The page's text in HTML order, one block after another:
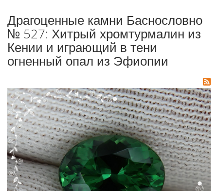
Драгоценные камни Баснословно
№ 527: Хитрый хромтурмалин из
Кении и играющий в тени
огненный опал из Эфиопии